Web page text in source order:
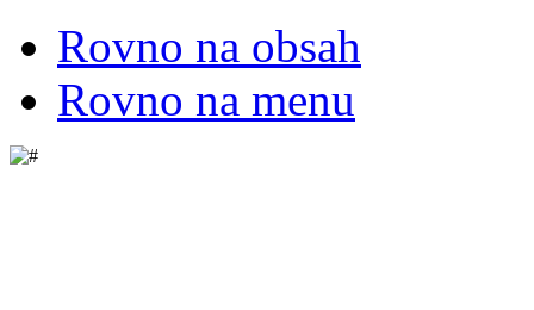
Rovno na obsah
Rovno na menu